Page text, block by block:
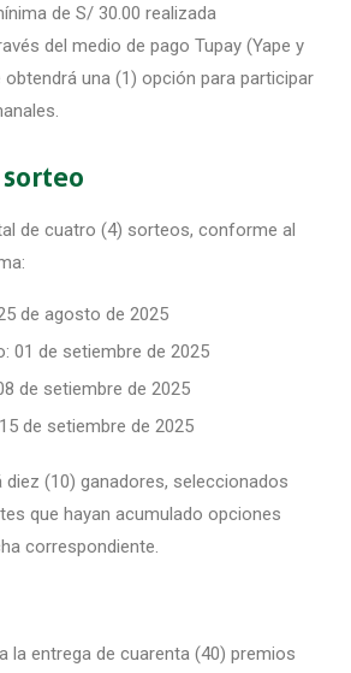
de S/ 30.00 realizada
del medio de pago Tupay (Yape y
obtendrá una (1) opción para participar
sorteo
de cuatro (4) sorteos, conforme al
de agosto de 2025
01 de setiembre de 2025
de setiembre de 2025
de setiembre de 2025
(10) ganadores, seleccionados
que hayan acumulado opciones
correspondiente.
la entrega de cuarenta (40) premios